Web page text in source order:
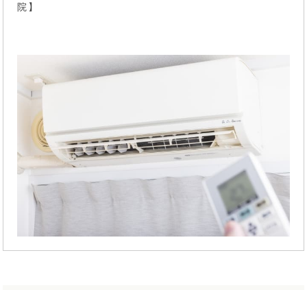
院】